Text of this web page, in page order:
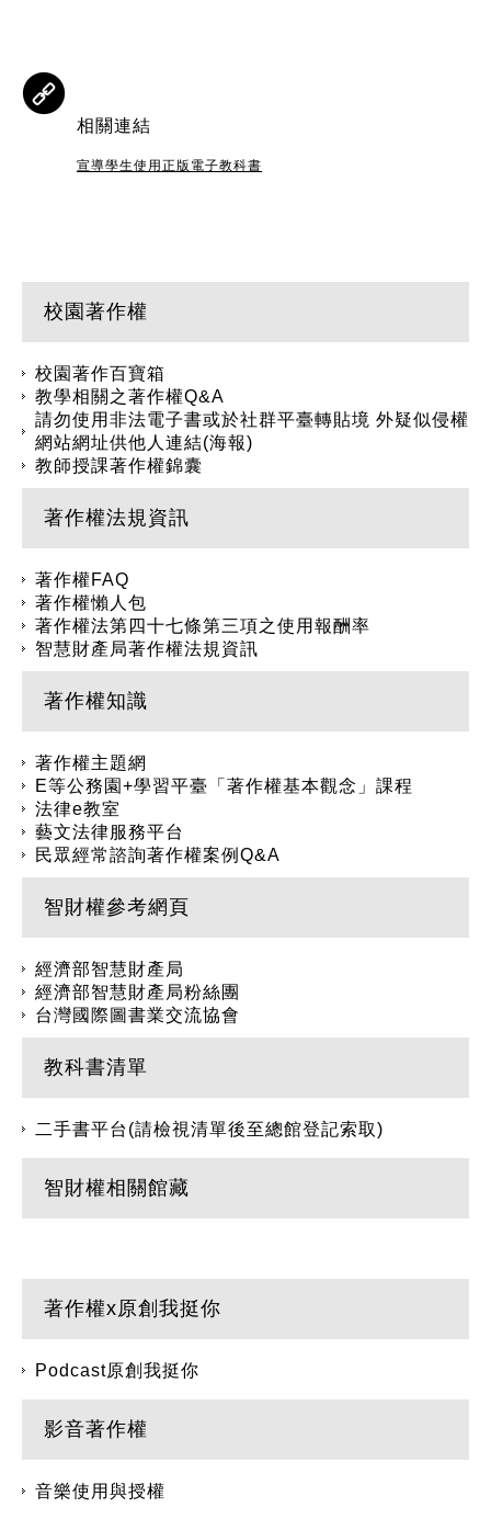
相關連結
宣導學生使用正版電子教科書
校園著作權
校園著作百寶箱
教學相關之著作權Q&A
請勿使用非法電子書或於社群平臺轉貼境 外疑似侵權
網站網址供他人連結(海報)
教師授課著作權錦囊
著作權法規資訊
著作權FAQ
著作權懶人包
著作權法第四十七條第三項之使用報酬率
智慧財產局著作權法規資訊
著作權知識
著作權主題網
E等公務園+學習平臺「著作權基本觀念」課程
法律e教室
藝文法律服務平台
民眾經常諮詢著作權案例Q&A
智財權參考網頁
經濟部智慧財產局
經濟部智慧財產局粉絲團
台灣國際圖書業交流協會
教科書清單
二手書平台(請檢視清單後至總館登記索取)
智財權相關館藏
著作權x原創我挺你
Podcast原創我挺你
影音著作權
音樂使用與授權